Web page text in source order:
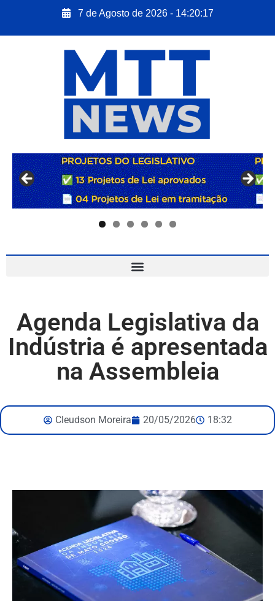
7 de Agosto de 2026 - 14:20:18
Agenda Legislativa da
Indústria é apresentada
na Assembleia
Cleudson Moreira 20/05/2026 18:32